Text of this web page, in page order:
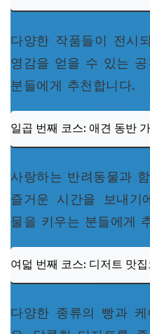
다양한 작품들이 전시
영감을 얻을 수 있는
분들에게 추천합니다.
일곱 번째 코스: 애견 동반
사랑하는 반려동물과
즐거운 시간을 보내기
물을 키우는 분들에게
여덟 번째 코스: 디저트 맛
다양한 종류의 빵과